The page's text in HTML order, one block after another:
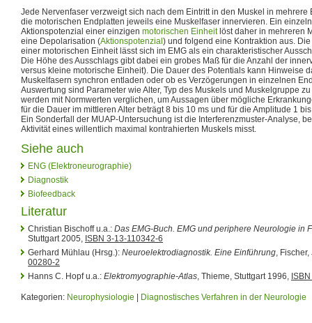
Jede Nervenfaser verzweigt sich nach dem Eintritt in den Muskel in
die motorischen Endplatten jeweils eine Muskelfaser innervieren. Ein
Aktionspotenzial einer einzigen motorischen Einheitlöst daher in mehreren
eine Depolarisation (Aktionspotenzial ) und folgend eine Kontraktion aus.
einer motorischen Einheit lässt sich im EMG als ein charakteristischer
Die Höhe des Ausschlags gibt dabei ein grobes Maß für die Anzahl der
versus kleine motorische Einheit). Die Dauer des Potentials kann Hinweise
Muskelfasern synchron entladen oder ob es Verzögerungen in einzelnen
Auswertung sind Parameter wie Alter, Typ des Muskels und Muskelgruppe
werden mit Normwerten verglichen, um Aussagen über mögliche
für die Dauer im mittleren Alter beträgt 8 bis 10 ms und für die Amplitude 1 bis
Ein Sonderfall der MUAP-Untersuchung ist die Interferenzmuster-Analyse,
Aktivität eines willentlich maximal kontrahierten Muskels misst.
Siehe auch
ENG (Elektroneurographie)
Diagnostik
Biofeedback
Literatur
Christian Bischoff u.a.: Das EMG-Buch. EMG und periphere Neurologie in
Stuttgart 2005, ISBN 3-13-110342-6
Gerhard Mühlau (Hrsg.): Neuroelektrodiagnostik. Eine Einführung,
00280-2
Hanns C. Hopf u.a.: Elektromyographie-Atlas, Thieme, Stuttgart 1996,
Kategorien: Neurophysiologie Diagnostisches Verfahren in der Neurologie